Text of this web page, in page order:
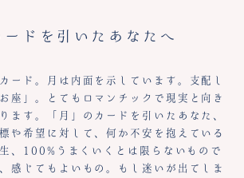
ードを引いたあなたへ
ード。月は内面を示しています。支配し
座」。とてもロマンチックで現実と向き
ます。「月」のカードを引いたあなた、
や希望に対して、何か不安を抱えている
、100%うまくいくとは限らないもので
感じてもよいもの。もし迷いが出てしま